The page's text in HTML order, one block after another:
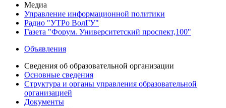
Медиа
Управление информационной политики
Радио "УТРо ВолГУ"
Газета "Форум. Университетский проспект,100"
Объявления
Сведения об образовательной организации
Основные сведения
Структура и органы управления образовательной
организацией
Документы